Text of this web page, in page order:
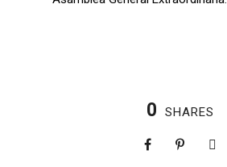
0 SHARES